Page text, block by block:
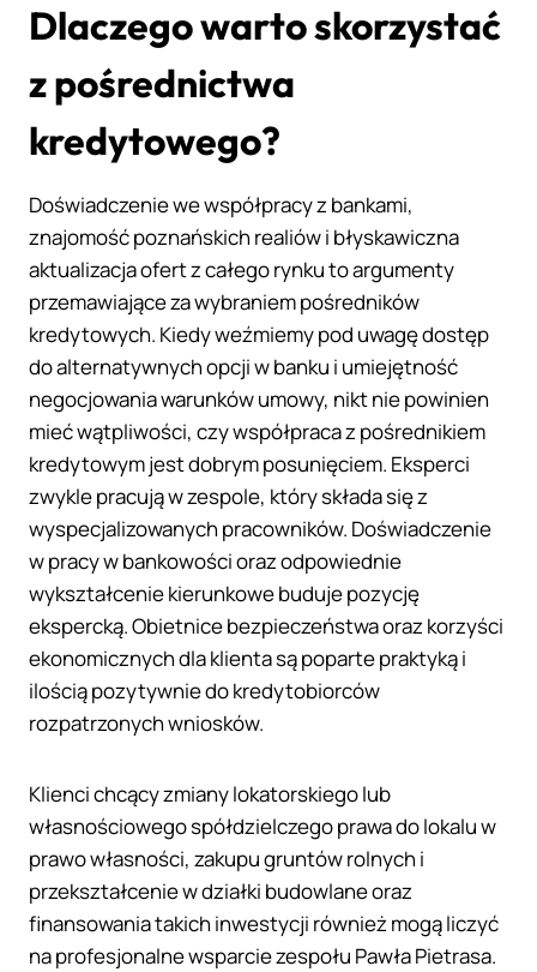
Dlaczego warto skorzystać
z pośrednictwa
kredytowego?
Doświadczenie we współpracy z bankami,
znajomość poznańskich realiów i błyskawiczna
aktualizacja ofert z całego rynku to argumenty
przemawiające za wybraniem pośredników
kredytowych. Kiedy weźmiemy pod uwagę dostęp
do alternatywnych opcji w banku i umiejętność
negocjowania warunków umowy, nikt nie powinien
mieć wątpliwości, czy współpraca z pośrednikiem
kredytowym jest dobrym posunięciem. Eksperci
zwykle pracują w zespole, który składa się z
wyspecjalizowanych pracowników. Doświadczenie
w pracy w bankowości oraz odpowiednie
wykształcenie kierunkowe buduje pozycję
ekspercką. Obietnice bezpieczeństwa oraz korzyści
ekonomicznych dla klienta są poparte praktyką i
ilością pozytywnie do kredytobiorców
rozpatrzonych wniosków.
Klienci chcący zmiany lokatorskiego lub
własnościowego spółdzielczego prawa do lokalu w
prawo własności, zakupu gruntów rolnych i
przekształcenie w działki budowlane oraz
finansowania takich inwestycji również mogą liczyć
na profesjonalne wsparcie zespołu Pawła Pietrasa.